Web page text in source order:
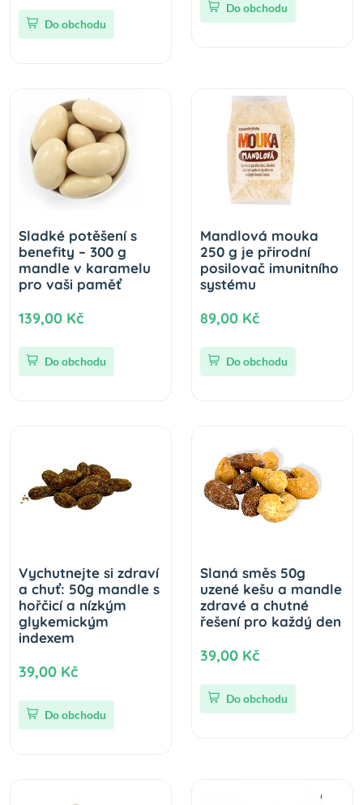
Do obchodu
Do obchodu
Sladké potěšení s
benefity – 300 g
mandle v karamelu
pro vaši paměť
139,00 Kč
Do obchodu
Mandlová mouka
250 g je přirodní
posilovač imunitního
systému
89,00 Kč
Do obchodu
Vychutnejte si zdraví
a chuť: 50g mandle s
hořčicí a nízkým
glykemickým
indexem
39,00 Kč
Do obchodu
Slaná směs 50g
uzené kešu a mandle
zdravé a chutné
řešení pro každý den
39,00 Kč
Do obchodu